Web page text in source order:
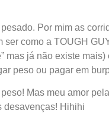
Por mim as
ser como a TOUGH
mas já não existe mais)
peso ou pagar em
Mas meu amor
desavenças! Hihihi